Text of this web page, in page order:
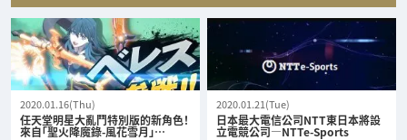
2020.01.16(Thu)
任天堂明星大亂鬥特別版的新角色！
來自「聖火降魔錄-風花雪月」…
2020.01.21(Tue)
日本最大電信公司NTT東日本將設
立電競公司—NTTe-Sports